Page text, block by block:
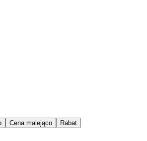
Cena malejąco Rabat